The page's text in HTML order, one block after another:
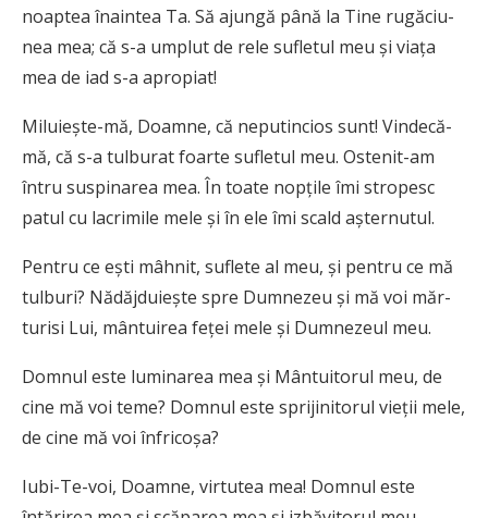
noaptea înaintea Ta. Să ajungă până la Tine rugă­ciu­
nea mea; că s-a umplut de rele sufletul meu și viața
mea de iad s-a apropiat!
Miluiește-mă, Doamne, că nepu­tin­­­cios sunt! Vindecă-
mă, că s-a tul­bu­rat foarte sufletul meu. Ostenit-am
întru suspinarea mea. În toate nop­țile îmi stropesc
patul cu lacrimile mele și în ele îmi scald așternutul.
Pentru ce ești mâhnit, suflete al meu, și pentru ce mă
tulburi? Nădăj­­duiește spre Dumnezeu și mă voi măr­
turisi Lui, mântuirea feței mele și Dumnezeul meu.
Domnul este luminarea mea și Mân­­tuitorul meu, de
cine mă voi teme? Domnul este sprijinitorul vieții mele,
de cine mă voi înfricoșa?
Iubi-Te-voi, Doamne, virtutea mea! Domnul este